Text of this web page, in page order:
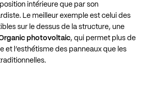
intérieure que par son
Le meilleur exemple est celui des
sur le dessus de la structure, une
photovoltaic, qui permet plus de
et l’esthétisme des panneaux que les